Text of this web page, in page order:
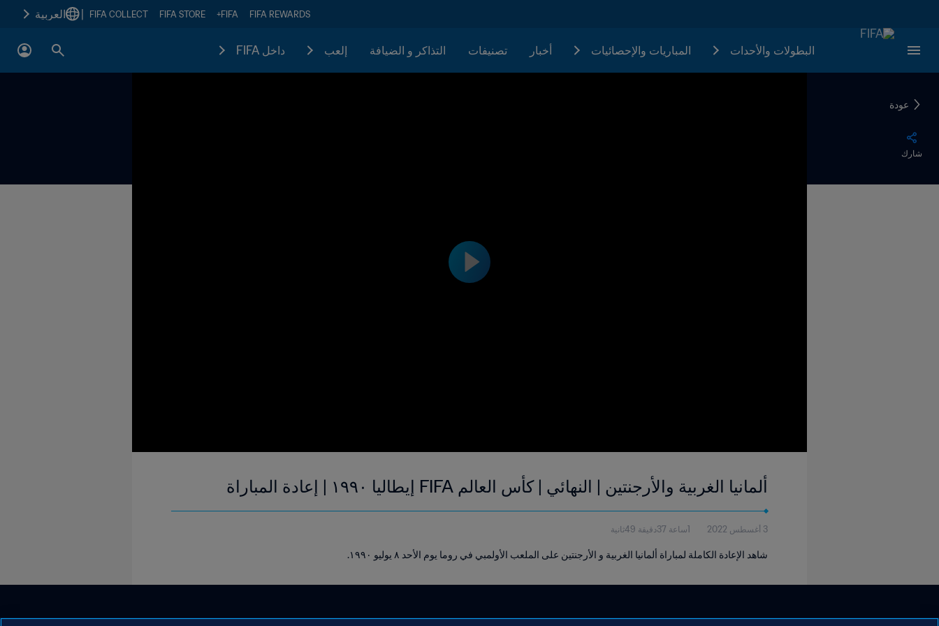
FIFA REWARDS
FIFA+
FIFA STORE
FIFA COLLECT العربية
البطولات والأحدات المباريات والإحصائيات أخبار تصنيفات التذاكر و الضيافة إلعب داخل FIFA
عودة
شارك
ألمانيا الغربية والأرجنتين | النهائي | كأس العالم FIFA إيطاليا ١٩٩٠ | إعادة المباراة
3 أغسطس 2022 1ساعة 37دقيقة 49ثانية
شاهد الإعادة الكاملة لمباراة ألمانيا الغربية و الأرجنتين على الملعب الأولمبي في روما يوم الأحد ٨ يوليو ١٩٩٠.